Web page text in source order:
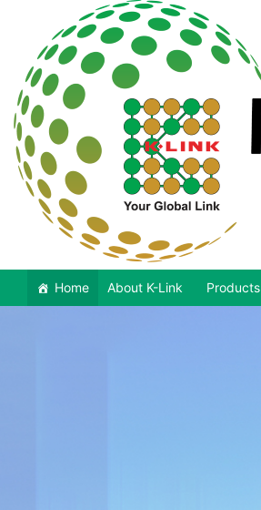
Home About K-Link Products